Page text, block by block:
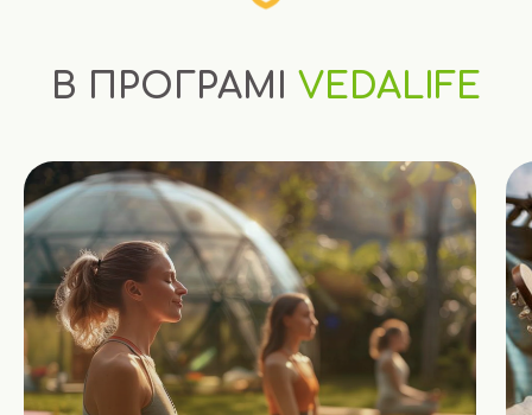
В ПРОГРАМІ VEDALIFE